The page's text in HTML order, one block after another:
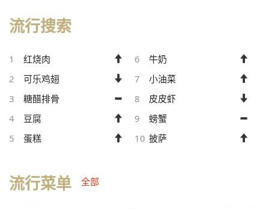
流行搜索
1
红烧肉
2
可乐鸡翅
3
糖醋排骨
4
豆腐
5
蛋糕
6
牛奶
7
小油菜
8
皮皮虾
9
螃蟹
10 披萨
流行菜单 全部